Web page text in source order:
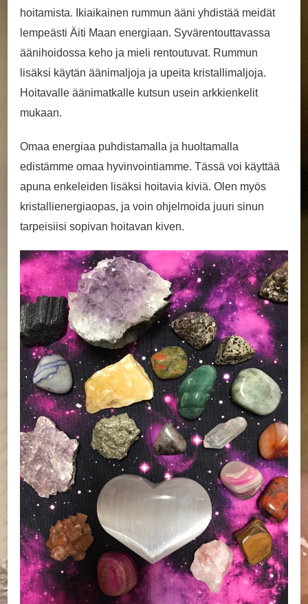
hoitamista. Ikiaikainen rummun ääni yhdistää meidät
lempeästi Äiti Maan energiaan. Syvärentouttavassa
äänihoidossa keho ja mieli rentoutuvat. Rummun
lisäksi käytän äänimaljoja ja upeita kristallimaljoja.
Hoitavalle äänimatkalle kutsun usein arkkienkelit
mukaan.
Omaa energiaa puhdistamalla ja huoltamalla
edistämme omaa hyvinvointiamme. Tässä voi käyttää
apuna enkeleiden lisäksi hoitavia kiviä. Olen myös
kristallienergiaopas, ja voin ohjelmoida juuri sinun
tarpeisiisi sopivan hoitavan kiven.